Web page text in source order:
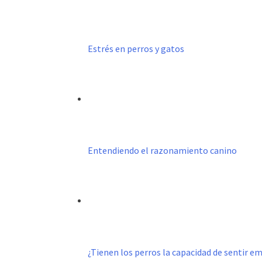
Estrés en perros y gatos
Entendiendo el razonamiento canino
¿Tienen los perros la capacidad de sentir